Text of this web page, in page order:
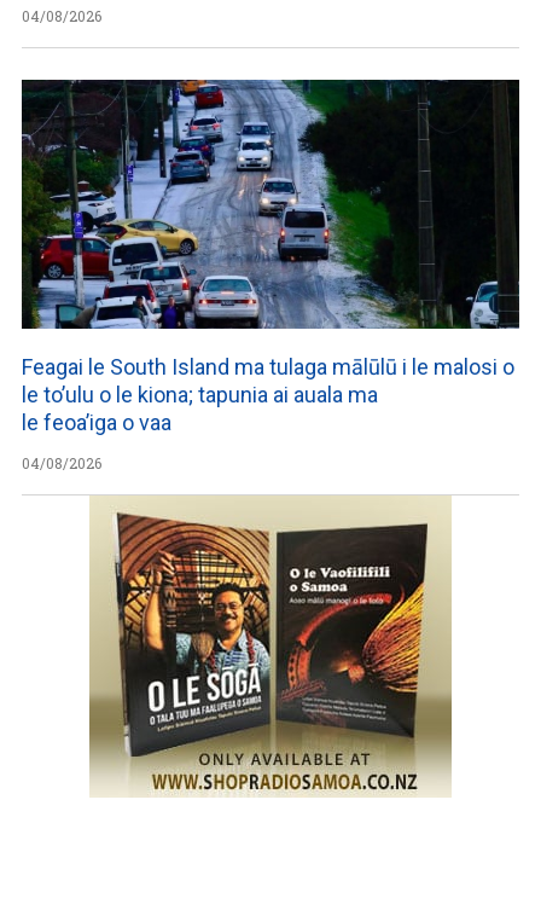
04/08/2026
Feagai le South Island ma tulaga mālūlū i le malosi o
le to’ulu o le kiona; tapunia ai auala ma
le feoa’iga o vaa
04/08/2026